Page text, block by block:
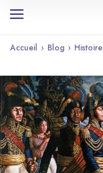
Accueil › Blog › Histoire